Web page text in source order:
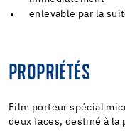
enlevable par la
PROPRIÉTÉS
Film porteur spécial
deux faces, destiné à